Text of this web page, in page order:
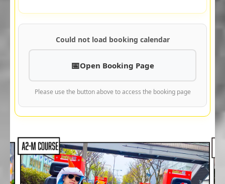
Could not load booking calendar
Open Booking Page
Please use the button above to access the booking page